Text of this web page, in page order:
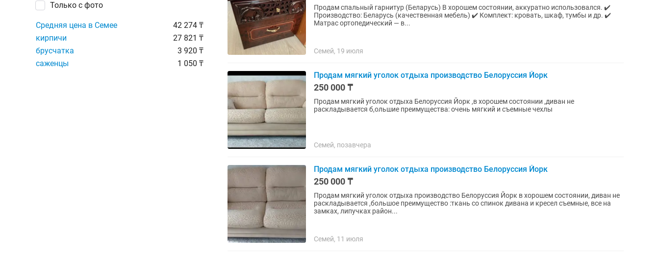
Только с фото
Средняя цена в Семее
42 274 ₸
кирпичи
27 821 ₸
брусчатка
3 920 ₸
саженцы
1 050 ₸
Продам спальный гарнитур (Беларусь) В хорошем состоянии, аккуратно использовался. ✔️
Производство: Беларусь (качественная мебель) ✔️ Комплект: кровать, шкаф, тумбы и др. ✔️
Матрас ортопедический — в...
Семей, 19 июля
Продам мягкий уголок отдыха производство Белоруссия Йорк
250 000 ₸
Продам мягкий уголок отдыха Белоруссия Йорк ,в хорошем состоянии ,диван не
раскладывается б,ольшие преимущества: очень мягкий и съемные чехлы
Семей, позавчера
Продам мягкий уголок отдыха производство Белоруссия Йорк
250 000 ₸
Продам мягкий уголок отдыха производство Белоруссия Йорк в хорошем состоянии, диван не
раскладывается ,большое преимущество :ткань со спинок дивана и кресел съемные, все на
замках, липучках район...
Семей, 11 июля